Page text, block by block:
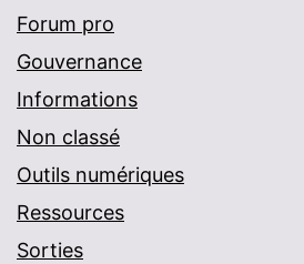
Forum pro
Gouvernance
Informations
Non classé
Outils numériques
Ressources
Sorties